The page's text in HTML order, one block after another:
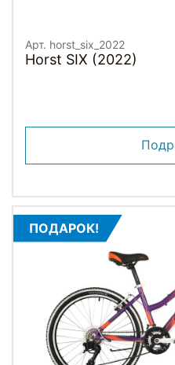
Арт. horst_six_2022
Horst SIX (2022)
ПОДАРОК!